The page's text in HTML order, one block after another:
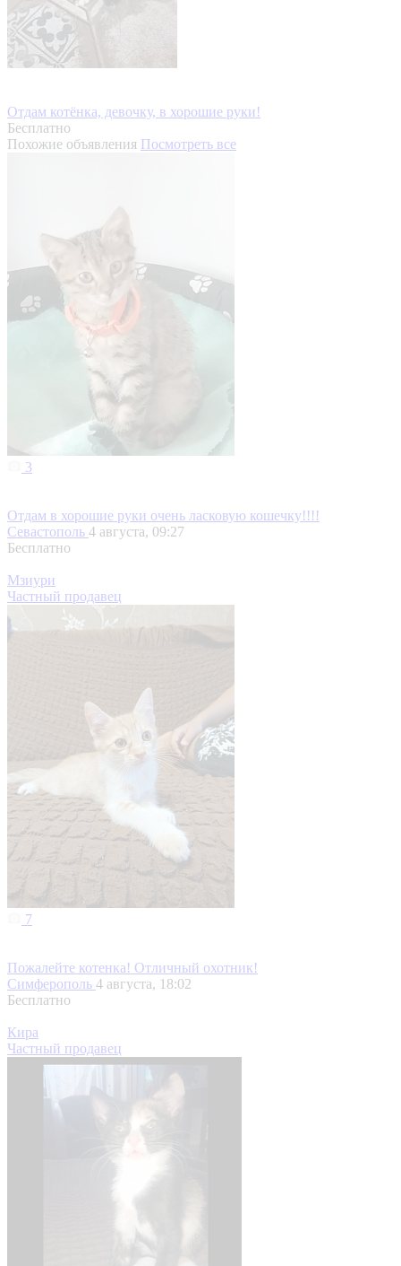
Отдам котёнка, девочку, в хорошие руки!
Бесплатно
Похожие объявления Посмотреть все
3
Отдам в хорошие руки очень ласковую кошечку!!!!
Севастополь 4 августа, 09:27
Бесплатно
Мзиури
Частный продавец
7
Пожалейте котенка! Отличный охотник!
Симферополь 4 августа, 18:02
Бесплатно
Кира
Частный продавец